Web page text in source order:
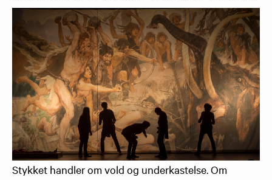
Stykket handler om vold og underkastelse. Om